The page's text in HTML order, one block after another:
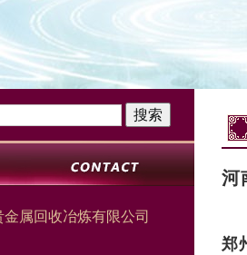
属回收冶炼有限公司
河
郑